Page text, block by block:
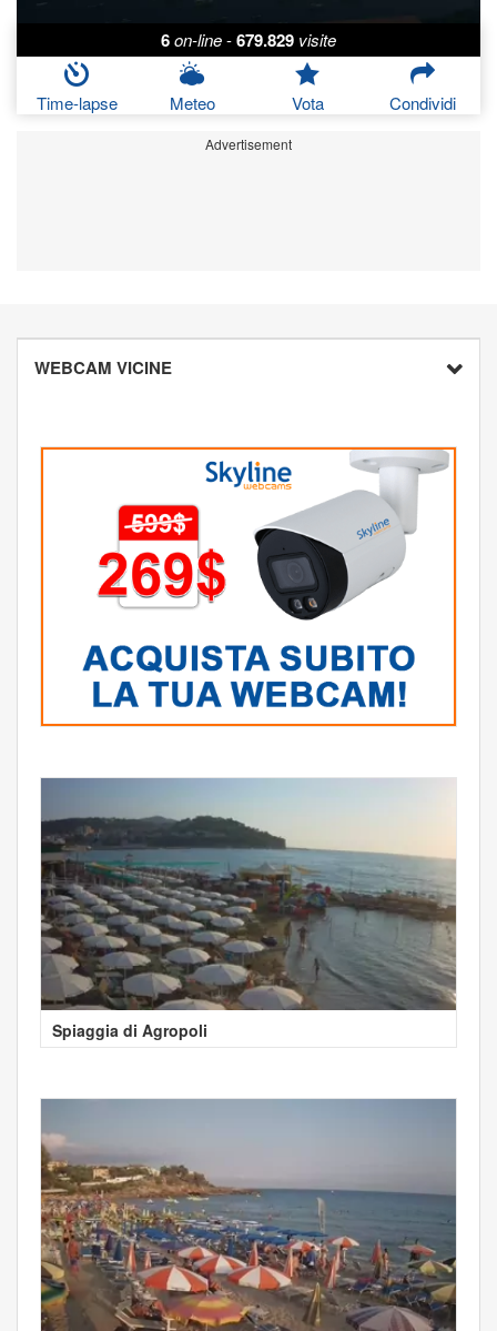
6on-line-679.829 visite
Time-lapse Meteo Vota Condividi
Advertisement
WEBCAM VICINE
Spiaggia di Agropoli